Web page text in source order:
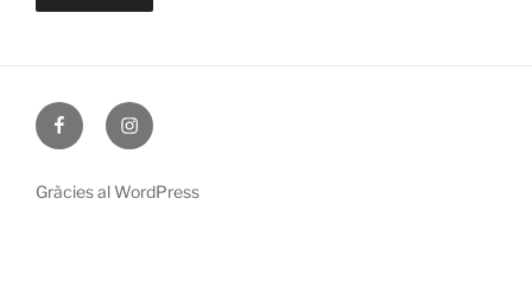
facebookinstagram
Gràcies al WordPress